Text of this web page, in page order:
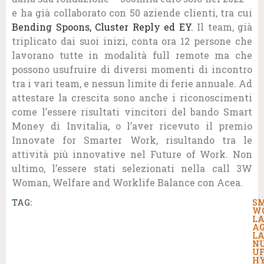
e ha già collaborato con 50 aziende clienti, tra cui
Bending Spoons, Cluster Reply ed EY. Il team, già
triplicato dai suoi inizi, conta ora 12 persone che
lavorano tutte in modalità full remote ma che
possono usufruire di diversi momenti di incontro
tra i vari team, e nessun limite di ferie annuale. Ad
attestare la crescita sono anche i riconoscimenti
come l’essere risultati vincitori del bando Smart
Money di Invitalia, o l’aver ricevuto il premio
Innovate for Smarter Work, risultando tra le
attività più innovative nel Future of Work. Non
ultimo, l’essere stati selezionati nella call 3W
Woman, Welfare and Worklife Balance con Acea.
TAG: